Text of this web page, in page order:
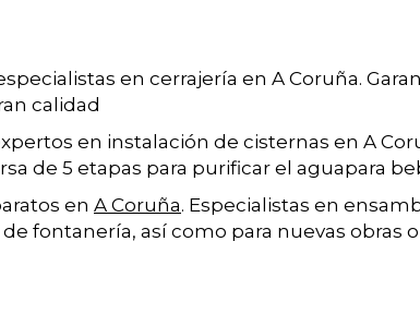
en cerrajería en A Coruña.
calidad
en instalación de cisternas en A
de 5 etapas para purificar el aguapara
en A Coruña. Especialistas en
fontanería, así como para nuevas obras